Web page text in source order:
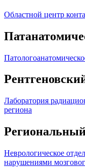
Областной центр
Лаборатория
региона
Неврологическое
нарушениями